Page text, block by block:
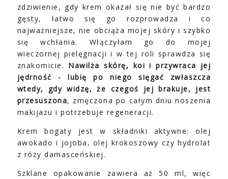
zdziwienie, gdy krem okazał się nie być bardzo
gęsty, łatwo się go rozprowadza i co
najważniejsze, nie obciąża mojej skóry i szybko
się wchłania. Włączyłam go do mojej
wieczornej pielęgnacji i w tej roli sprawdza się
znakomicie. Nawilża skórę, koi i przywraca jej
jędrność - lubię po niego sięgać zwłaszcza
wtedy, gdy widzę, że czegoś jej brakuje, jest
przesuszona, zmęczona po całym dniu noszenia
makijażu i potrzebuje regeneracji.
Krem bogaty jest w składniki aktywne: olej
awokado i jojoba, olej krokoszowy czy hydrolat
z róży damasceńskiej.
Szklane opakowanie zawiera aż 50 ml, więc